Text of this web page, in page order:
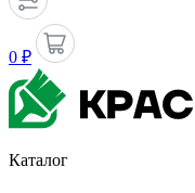
0 ₽
Каталог